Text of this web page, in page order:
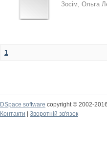
Зосім, Ольга
1
DSpace software copyright © 2002-2016
Контакти
Зворотній зв'язок